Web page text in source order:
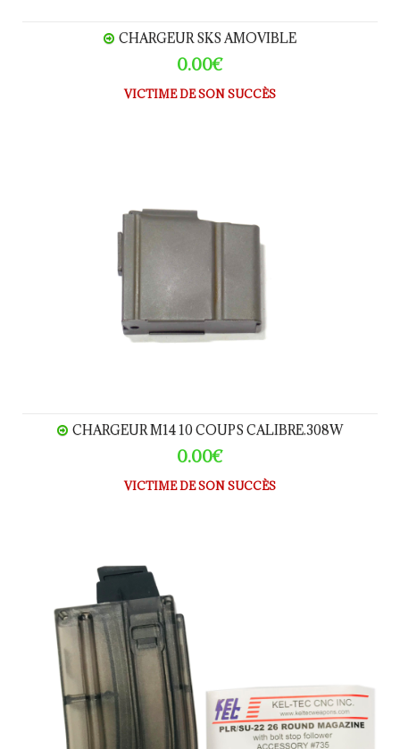
CHARGEUR SKS AMOVIBLE
0.00€
VICTIME DE SON SUCCÈS
CHARGEUR M14 10 COUPS CALIBRE.308W
0.00€
VICTIME DE SON SUCCÈS